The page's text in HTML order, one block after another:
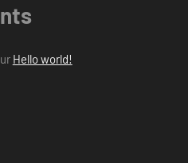
Hello world!